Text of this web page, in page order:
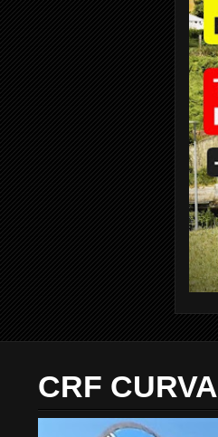
CRF CURVA